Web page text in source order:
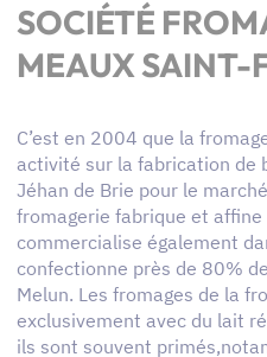
SOCIÉTÉ
MEAUX SAINT-
C’est en 2004 que la
activité sur la fabrication de
Jéhan de Brie pour le
fromagerie fabrique et affine
commercialise également
confectionne près de 80%
Melun. Les fromages de la
exclusivement avec du lait
ils sont souvent